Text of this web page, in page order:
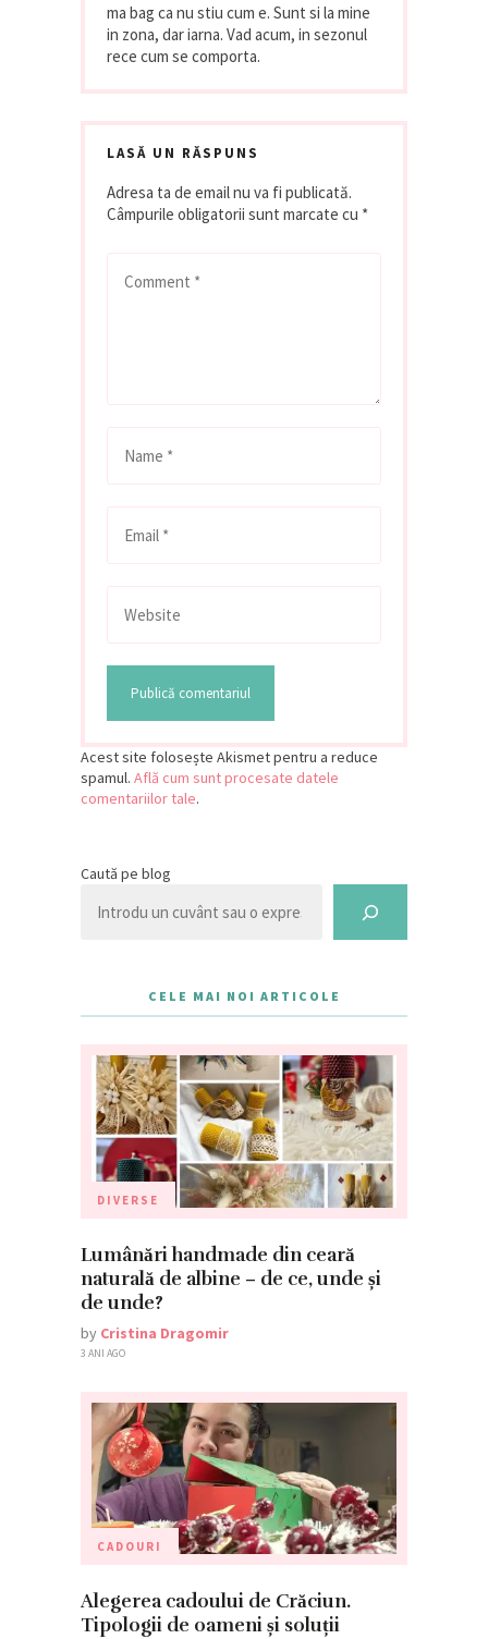
ma bag ca nu stiu cum e. Sunt si la mine
in zona, dar iarna. Vad acum, in sezonul
rece cum se comporta.
LASĂ UN RĂSPUNS
Adresa ta de email nu va fi publicată.
Câmpurile obligatorii sunt marcate cu *
Acest site folosește Akismet pentru a reduce
spamul. Află cum sunt procesate datele
comentariilor tale.
Caută pe blog
CELE MAI NOI ARTICOLE
DIVERSE
Lumânări handmade din ceară
naturală de albine – de ce, unde și
de unde?
by Cristina Dragomir
3 ANI AGO
CADOURI
Alegerea cadoului de Crăciun.
Tipologii de oameni și soluții